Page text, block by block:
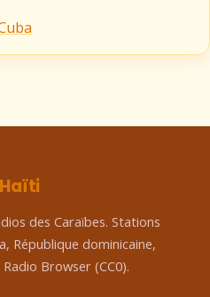
des Caraïbes. Stations
République dominicaine,
Browser (CC0).